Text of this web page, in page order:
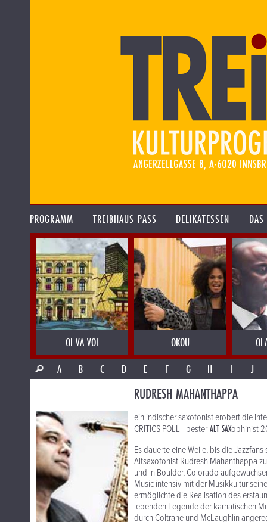
PROGRAMM TREIBHAUS-PASS DELIKATESSEN
OI VA VOI OKOU
A
B C D E F G H I J
RUDRESH MAHANTHAPPA
ein indischer saxofonist erobert die
CRITICS POLL - besterALT SAXophinist
Es dauerte eine Weile, bis die
Altsaxofonist Rudresh Mahanthappa
und in Boulder, Colorado
Music intensiv mit der Musikkultur
ermöglichte die Realisation des
lebenden Legende der karnatischen
durch Coltrane und McLaughlin